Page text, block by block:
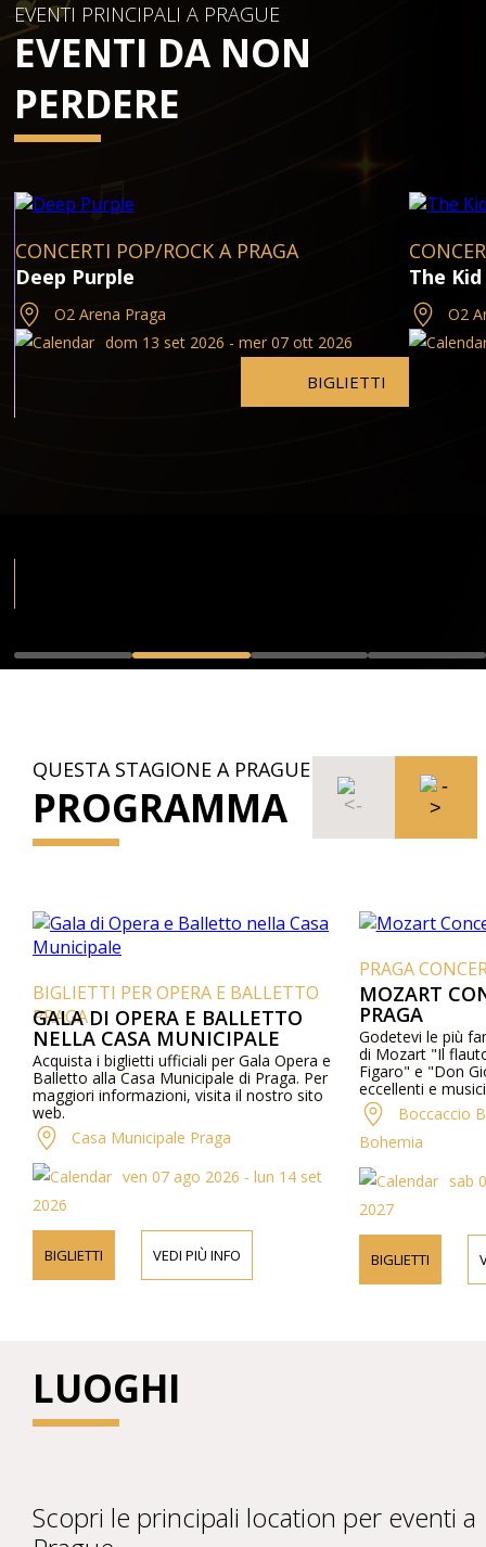
EVENTI PRINCIPALI A PRAGUE
EVENTI DA NON
PERDERE
CONCERTI POP/ROCK A PRAGA
Deep Purple
O2 Arena Praga
dom 13 set 2026 - mer 07 ott 2026
BIGLIETTI
The
O2
QUESTA STAGIONE A PRAGUE
PROGRAMMA
BIGLIETTI PER OPERA E BALLETTO
PRAGA
GALA DI OPERA E BALLETTO
NELLA CASA MUNICIPALE
Acquista i biglietti ufficiali per Gala Opera e
Balletto alla Casa Municipale di Praga. Per
maggiori informazioni, visita il nostro sito
web.
Casa Municipale Praga
ven 07 ago 2026 - lun 14 set
2026
BIGLIETTI VEDI PIÙ INFO
PRAGA
MOZART
PRAGA
Godetevi le più
di Mozart "Il
Figaro" e "Don
eccellenti e
Hall nel centro di
Boccaccio
Bohemia
sab
2027
BIGLIETTI
LUOGHI
Scopri le principali location per eventi a